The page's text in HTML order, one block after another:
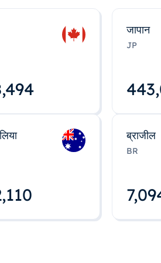
जापान
JP
ब्राजील
BR